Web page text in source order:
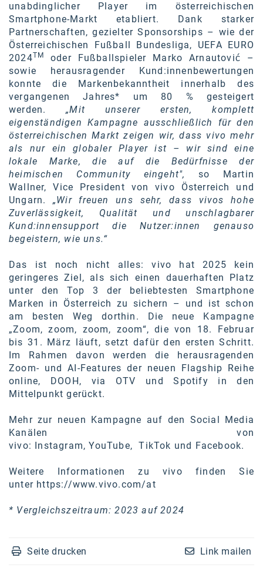
Strategie Austria
Strategy&
SW Umwelttechnik
TEDAI
TheVentury
VELUX
vivo
WALTER GROUP
WEB Windenergie AG
WEconomy - Diversity works!
Calle Libre
ÖZSV
Media
Kontakt
unabdinglicher Player im österreichischen
Smartphone-Markt etabliert. Dank starker
Partnerschaften, gezielter Sponsorships – wie der
Österreichischen Fußball Bundesliga, UEFA EURO
2024TM
oder Fußballspieler Marko Arnautović –
sowie herausragender Kund:innenbewertungen
konnte die Markenbekanntheit innerhalb des
vergangenen Jahres* um 80 % gesteigert
werden.„Mit unserer ersten, komplett
eigenständigen Kampagne ausschließlich für den
österreichischen Markt zeigen wir, dass vivo mehr
als nur ein globaler Player ist – wir sind eine
lokale Marke, die auf die Bedürfnisse der
heimischen Community eingeht", so Martin
Wallner, Vice President von vivo Österreich und
Ungarn.„Wir freuen uns sehr, dass vivos hohe
Zuverlässigkeit, Qualität und unschlagbarer
Kund:innensupport die Nutzer:innen genauso
begeistern, wie uns.“
Das ist noch nicht alles: vivo hat 2025 kein
geringeres Ziel, als sich einen dauerhaften Platz
unter den Top 3 der beliebtesten Smartphone
Marken in Österreich zu sichern – und ist schon
am besten Weg dorthin. Die neue Kampagne
„Zoom, zoom, zoom, zoom“, die von 18. Februar
bis 31. März läuft, setzt dafür den ersten Schritt.
Im Rahmen davon werden die herausragenden
Zoom- und AI-Features der neuen Flagship Reihe
online, DOOH, via OTV und Spotify in den
Mittelpunkt gerückt.
Mehr zur neuen Kampagne auf den Social Media
Kanälen von
vivo:
Instagram,YouTube, TikTok und Facebook.
Weitere Informationen zu vivo finden Sie
unter https://www.vivo.com/at
* Vergleichszeitraum: 2023 auf 2024
Seite drucken Link mailen